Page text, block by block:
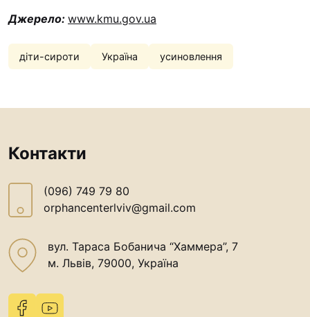
Джерело: www.kmu.gov.ua
діти-сироти Україна усиновлення
Контакти
(096) 749 79 80
orphancenterlviv@gmail.com
вул. Тараса Бобанича “Хаммера”, 7
м. Львів, 79000, Україна